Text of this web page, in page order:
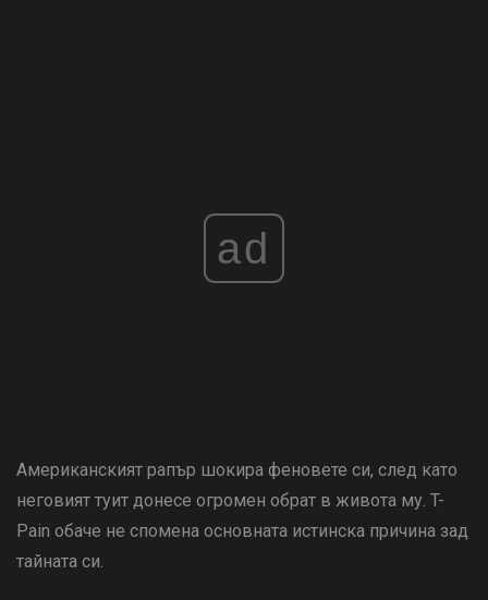
ad
Американският рапър шокира феновете си, след като
неговият туит донесе огромен обрат в живота му. T-
Pain обаче не спомена основната истинска причина зад
тайната си.